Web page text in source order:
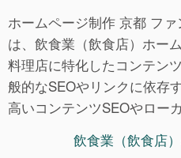
ホームページ制作 京都 フ
は、飲食業（飲食店）ホー
料理店に特化したコンテン
般的なSEOやリンクに依存
高いコンテンツSEOやロー
飲食業（飲食店